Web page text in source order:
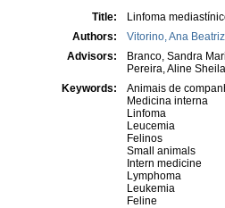
Title:
Linfoma
Authors:
Vitorino, Ana
Advisors:
Branco, Sandra
Pereira, Aline
Keywords:
Animais de
Medicina interna
Linfoma
Leucemia
Felinos
Small animals
Intern medicine
Lymphoma
Leukemia
Feline